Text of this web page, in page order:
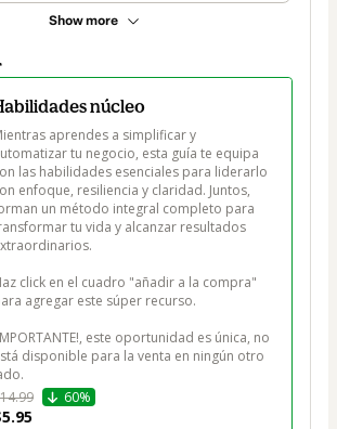
Show more
núcleo
aprendes a simplificar y
tu negocio, esta guía te equipa
las habilidades esenciales para liderarlo
enfoque, resiliencia y claridad. Juntos,
un método integral completo para
tu vida y alcanzar resultados
click en el cuadro "añadir a la compra"
agregar este súper recurso.
este oportunidad es única, no
disponible para la venta en ningún otro
60%